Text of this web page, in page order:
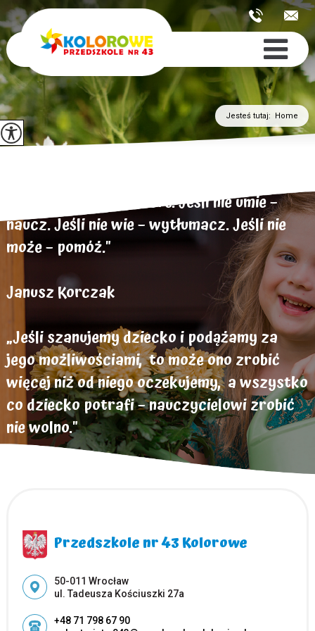
Jesteś tutaj: Home
„Dziecko chce być dobre. Jeśli nie umie –
naucz. Jeśli nie wie – wytłumacz. Jeśli nie
może – pomóż."
Janusz Korczak
„Jeśli szanujemy dziecko i podążamy za
jego możliwościami, to może ono zrobić
więcej niż od niego oczekujemy, a wszystko
co dziecko potrafi – nauczycielowi zrobić
nie wolno."
Helen Parkhurst
Przedszkole nr 43 Kolorowe
Adres pocztowy:
50-011 Wrocław
ul. Tadeusza Kościuszki 27a
+48 71 798 67 90